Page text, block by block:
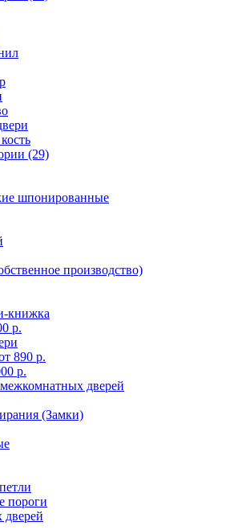
(29)
шпонированные
производство)
книжка
р.
890 р.
р.
дверей
(Замки)
пороги
дверей